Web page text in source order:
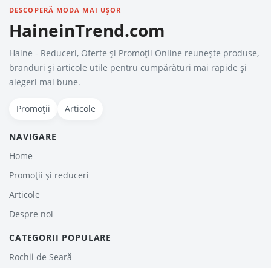
DESCOPERĂ MODA MAI UȘOR
HaineinTrend.com
Haine - Reduceri, Oferte şi Promoţii Online reunește produse,
branduri și articole utile pentru cumpărături mai rapide și
alegeri mai bune.
Promoții Articole
NAVIGARE
Home
Promoții și reduceri
Articole
Despre noi
CATEGORII POPULARE
Rochii de Seară